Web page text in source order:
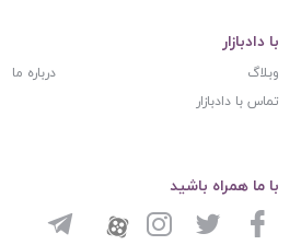
با دادبازار
وبلاگ
درباره ما
تماس با دادبازار
با ما همراه باشید